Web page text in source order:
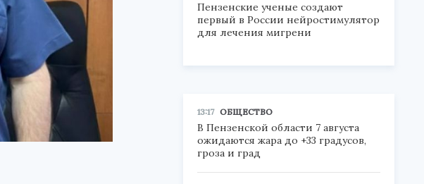
Пензенские ученые создают
первый в России нейростимулятор
для лечения мигрени
13:17 ОБЩЕСТВО
В Пензенской области 7 августа
ожидаются жара до +33 градусов,
гроза и град